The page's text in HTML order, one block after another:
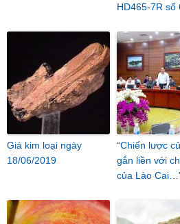
HD465-7R số
Giá kim loại ngày
18/06/2019
“Chiến lược
gắn liền với
của Lào